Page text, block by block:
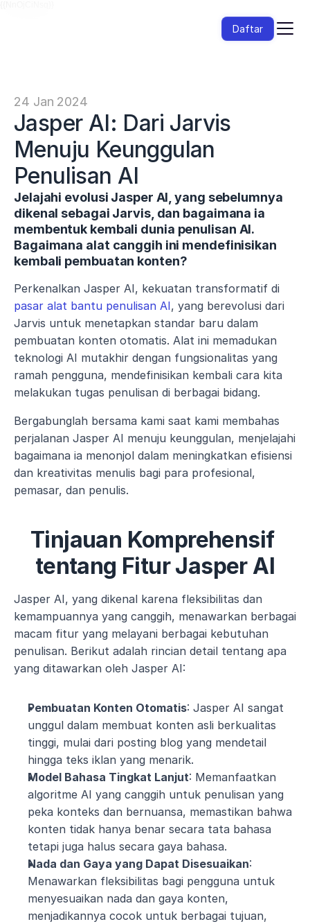
24 Jan 2024
Jasper AI: Dari Jarvis
Menuju Keunggulan
Penulisan AI
Jelajahi evolusi Jasper AI, yang sebelumnya
dikenal sebagai Jarvis, dan bagaimana ia
membentuk kembali dunia penulisan AI.
Bagaimana alat canggih ini mendefinisikan
kembali pembuatan konten?
pasar alat bantu penulisan AI, yang berevolusi dari
Jarvis untuk menetapkan standar baru dalam
pembuatan konten otomatis. Alat ini memadukan
teknologi AI mutakhir dengan fungsionalitas yang
ramah pengguna, mendefinisikan kembali cara kita
melakukan tugas penulisan di berbagai bidang.
Bergabunglah bersama kami saat kami membahas
perjalanan Jasper AI menuju keunggulan, menjelajahi
bagaimana ia menonjol dalam meningkatkan efisiensi
dan kreativitas menulis bagi para profesional,
pemasar, dan penulis.
Tinjauan Komprehensif
tentang Fitur Jasper AI
Jasper AI, yang dikenal karena fleksibilitas dan
kemampuannya yang canggih, menawarkan berbagai
macam fitur yang melayani berbagai kebutuhan
penulisan. Berikut adalah rincian detail tentang apa
yang ditawarkan oleh Jasper AI:
Pembuatan Konten Otomatis: Jasper AI sangat
unggul dalam membuat konten asli berkualitas
tinggi, mulai dari posting blog yang mendetail
hingga teks iklan yang menarik.
Model Bahasa Tingkat Lanjut: Memanfaatkan
algoritme AI yang canggih untuk penulisan yang
peka konteks dan bernuansa, memastikan bahwa
konten tidak hanya benar secara tata bahasa
tetapi juga halus secara gaya bahasa.
Nada dan Gaya yang Dapat Disesuaikan:
Menawarkan fleksibilitas bagi pengguna untuk
menyesuaikan nada dan gaya konten,
menjadikannya cocok untuk berbagai tujuan,
Daftar